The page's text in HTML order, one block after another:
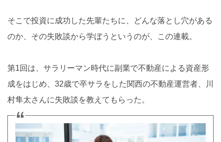
そこで投資に成功した先輩たちに、どんな落とし穴がある
のか、その失敗談から学ぼうというのが、この連載。
第1回は、サラリーマン時代に副業で不動産による資産形
成をはじめ、32歳で卒サラをした関西の不動産運営者、川
村隼太さんに失敗談を教えてもらった。